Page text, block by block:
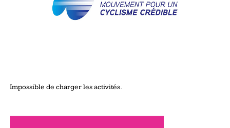
Impossible de charger les activités.